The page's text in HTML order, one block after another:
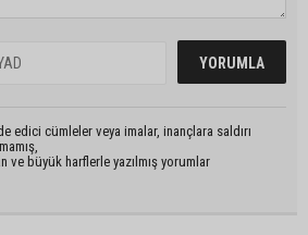
edici cümleler veya imalar, inançlara saldırı
ve büyük harflerle yazılmış yorumlar